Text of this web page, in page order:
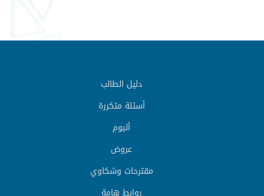
دليل الطالب
أسئلة متكررة
ألبوم
عروض
مقترحات وشكاوي
روابط هامة